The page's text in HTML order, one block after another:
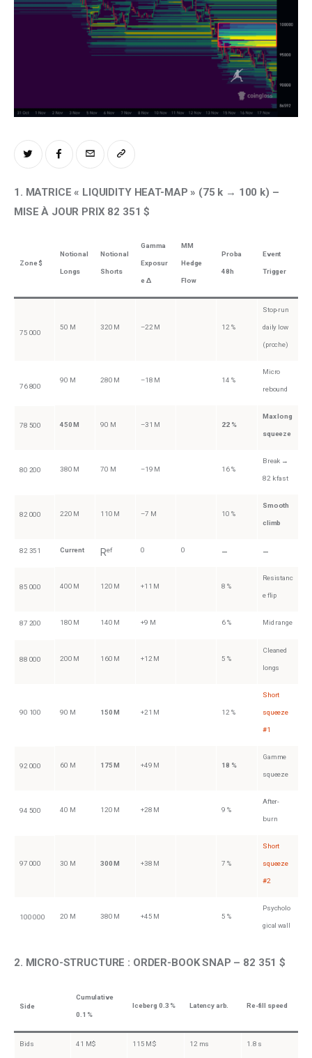
Climate
Markets
Reports
Shop
1. MATRICE « LIQUIDITY HEAT-MAP » (75 k → 100 k) –
MISE À JOUR PRIX 82 351 $
Zone $
Notional
Longs
Notional
Shorts
Gamma
Exposur
e Δ
MM
Hedge
Flow
Proba
48h
Event
Trigger
75 000
50 M 320 M –22 M 12 %
Stop-run
daily low
(proche)
76 800
90 M 280 M –18 M 14 %
Micro
rebound
78 500 450 M 90 M –31 M 22 %
Max long
squeeze
80 200 380 M 70 M –19 M 16 %
Break →
82 k fast
82 000 220 M 110 M –7 M 10 %
Smooth
climb
82 351 Current Ref 0 0 – –
85 000 400 M 120 M +11 M 8 %
Resistanc
e flip
87 200 180 M 140 M +9 M 6 % Mid range
88 000 200 M 160 M +12 M 5 %
Cleaned
longs
90 100 90 M 150 M +21 M 12 %
Short
squeeze
#1
92 000 60 M 175 M +49 M 18 %
Gamme
squeeze
94 500 40 M 120 M +28 M 9 %
After-
burn
97 000 30 M 300 M +38 M 7 %
Short
squeeze
#2
100 000 20 M 380 M +45 M 5 %
Psycholo
gical wall
2. MICRO-STRUCTURE : ORDER-BOOK SNAP – 82 351 $
Side
Cumulative
0.1 %
Iceberg 0.3 % Latency arb. Re-fill speed
Bids 41 M$ 115 M$ 12 ms 1.8 s